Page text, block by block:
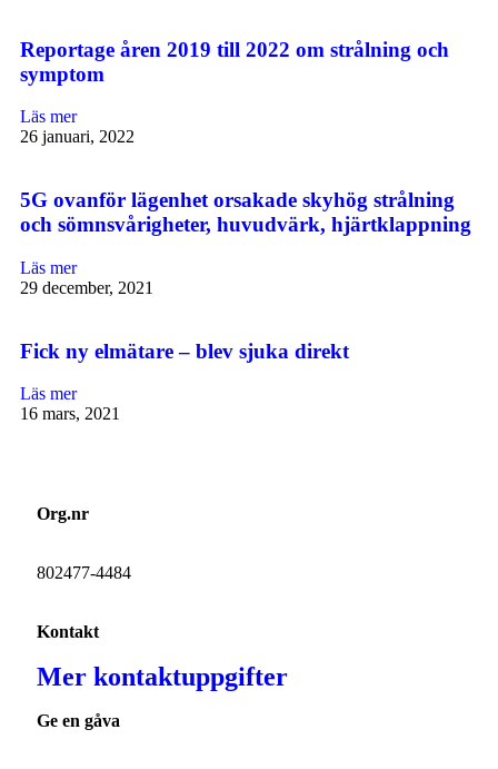
Reportage åren 2019 till 2022 om strålning och
symptom
Läs mer
26 januari, 2022
5G ovanför lägenhet orsakade skyhög strålning
och sömnsvårigheter, huvudvärk, hjärtklappning
Läs mer
29 december, 2021
Fick ny elmätare – blev sjuka direkt
Läs mer
16 mars, 2021
Org.nr
802477-4484
Kontakt
Mer kontaktuppgifter
Ge en gåva